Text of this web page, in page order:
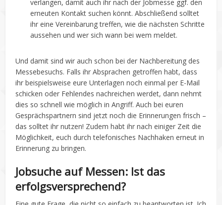
verlangen, damit auch ihr nach der Jobmesse ggf. den
erneuten Kontakt suchen könnt. Abschließend solltet
ihr eine Vereinbarung treffen, wie die nächsten Schritte
aussehen und wer sich wann bei wem meldet.
Und damit sind wir auch schon bei der Nachbereitung des
Messebesuchs. Falls ihr Absprachen getroffen habt, dass
ihr beispielsweise eure Unterlagen noch einmal per E-Mail
schicken oder Fehlendes nachreichen werdet, dann nehmt
dies so schnell wie möglich in Angriff. Auch bei euren
Gesprächspartnern sind jetzt noch die Erinnerungen frisch –
das solltet ihr nutzen! Zudem habt ihr nach einiger Zeit die
Möglichkeit, euch durch telefonisches Nachhaken erneut in
Erinnerung zu bringen.
Jobsuche auf Messen: Ist das
erfolgsversprechend?